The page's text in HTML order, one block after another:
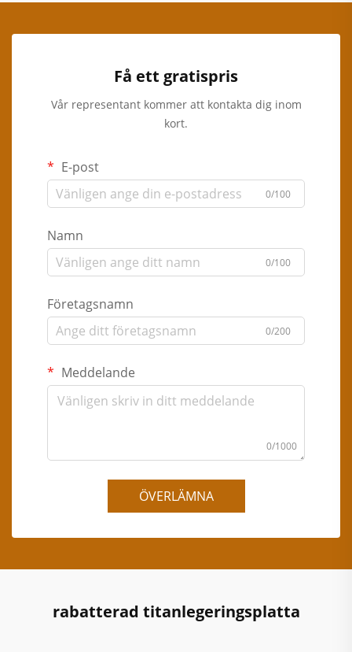
Få ett gratispris
Vår representant kommer att kontakta dig inom
kort.
E-post
0/100
Namn
0/100
Företagsnamn
0/200
Meddelande
0/1000
ÖVERLÄMNA
rabatterad titanlegeringsplatta